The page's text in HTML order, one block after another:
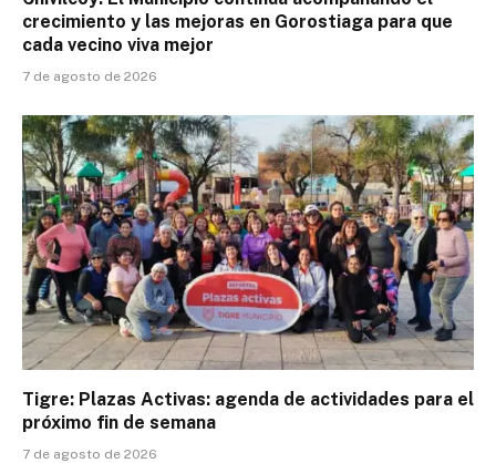
crecimiento y las mejoras en Gorostiaga para que
cada vecino viva mejor
7 de agosto de 2026
Tigre: Plazas Activas: agenda de actividades para el
próximo fin de semana
7 de agosto de 2026